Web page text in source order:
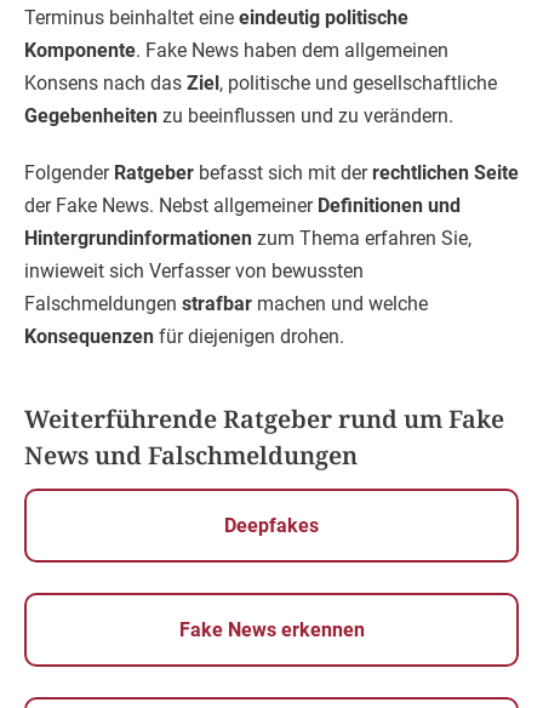
Terminus beinhaltet eine eindeutig politische
Komponente. Fake News haben dem allgemeinen
Konsens nach das Ziel , politische und gesellschaftliche
Gegebenheiten zu beeinflussen und zu verändern.
Folgender Ratgeber befasst sich mit derrechtlichen Seite
der Fake News. Nebst allgemeiner Definitionen und
Hintergrundinformationen zum Thema erfahren Sie,
inwieweit sich Verfasser von bewussten
Falschmeldungen strafbar machen und welche
Konsequenzen für diejenigen drohen.
Weiterführende Ratgeber rund um Fake
News und Falschmeldungen
Deepfakes
Fake News erkennen